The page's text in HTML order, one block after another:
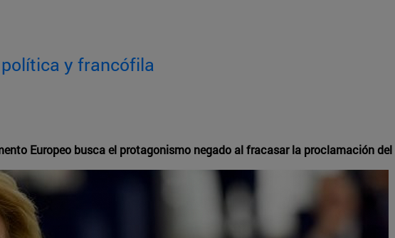
y francófila
Europeo busca el protagonismo negado al fracasar la proclamación del